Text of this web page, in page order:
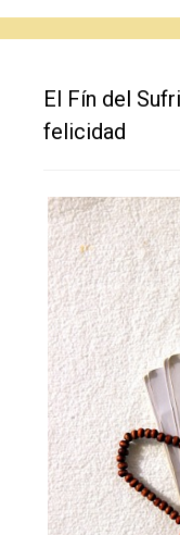
El Fín del
felicidad